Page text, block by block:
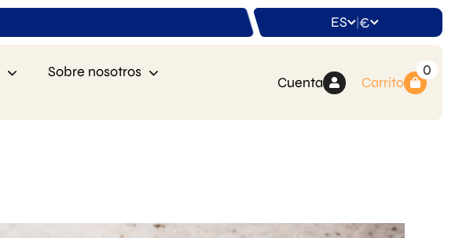
ES | €
Sobre nosotros
Cuenta
0
Carrito